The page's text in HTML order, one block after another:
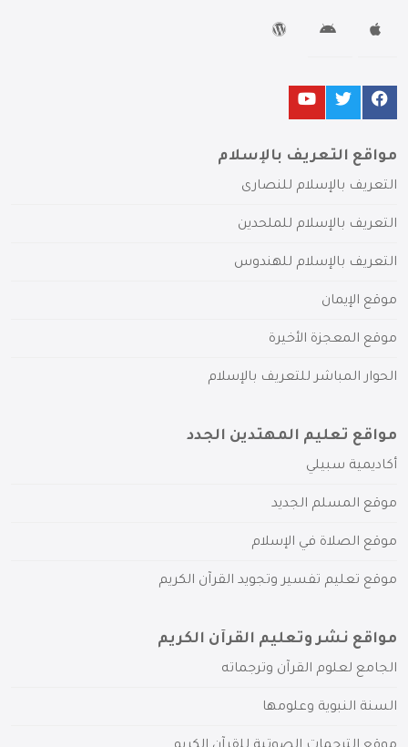
مواقع التعريف بالإسلام
التعريف بالإسلام للنصارى
التعريف بالإسلام للملحدين
التعريف بالإسلام للهندوس
موقع الإيمان
موقع المعجزة الأخيرة
الحوار المباشر للتعريف بالإسلام
مواقع تعليم المهتدين الجدد
أكاديمية سبيلي
موقع المسلم الجديد
موقع الصلاة في الإسلام
موقع تعليم تفسير وتجويد القرآن الكريم
مواقع نشر وتعليم القرآن الكريم
الجامع لعلوم القرآن وترجماته
السنة النبوية وعلومها